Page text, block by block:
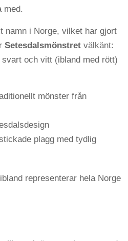
med.
namn i Norge, vilket har gjort
Setesdalsmönstret välkänt:
och vitt (ibland med rött)
mönster från
plagg med tydlig
representerar hela Norge